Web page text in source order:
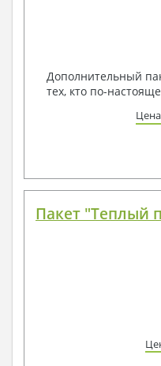
Дополнительный
тех, кто по-
Цена
Пакет "Теплый